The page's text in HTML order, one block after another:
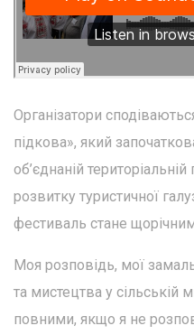
Організатори
підкова», який
об’єднаній
розвитку туристичної
фестиваль стане
Моя розповідь, мої
та мистецтва у сільській
повними, якщо я не